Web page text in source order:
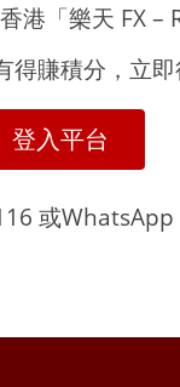
港「樂天 FX –
得賺積分，立即
登入平台
或WhatsApp